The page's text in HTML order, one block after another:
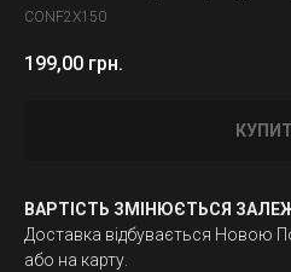
CONF2X150
199,00 грн.
ВАРТІСТЬ ЗМІНЮЄТЬСЯ
Доставка відбувається Новою
або на карту.